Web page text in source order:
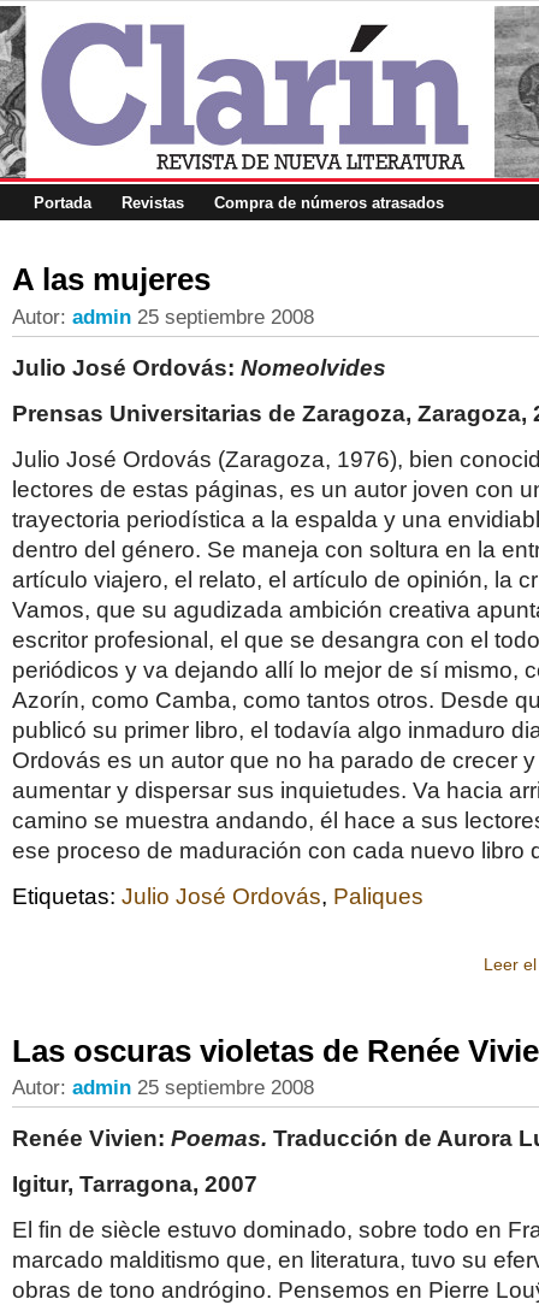
Portada Revistas Compra de números atrasados
A las mujeres
Autor: admin 25 septiembre 2008
Julio José Ordovás: Nomeolvides
Prensas Universitarias de Zaragoza, Zaragoza,
Julio José Ordovás (Zaragoza, 1976), bien
lectores de estas páginas, es un autor joven con
trayectoria periodística a la espalda y una
dentro del género. Se maneja con soltura en la
artículo viajero, el relato, el artículo de opinión, la
Vamos, que su agudizada ambición creativa
escritor profesional, el que se desangra con el
periódicos y va dejando allí lo mejor de sí mismo,
Azorín, como Camba, como tantos otros. Desde
publicó su primer libro, el todavía algo inmaduro
Ordovás es un autor que no ha parado de crecer
aumentar y dispersar sus inquietudes. Va hacia
camino se muestra andando, él hace a sus
ese proceso de maduración con cada nuevo libro
Etiquetas: Julio José Ordovás, Paliques
Leer
Las oscuras violetas de Renée
Autor: admin 25 septiembre 2008
Renée Vivien: Poemas. Traducción de Aurora
Igitur, Tarragona, 2007
El fin de siècle estuvo dominado, sobre todo en
marcado malditismo que, en literatura, tuvo su
obras de tono andrógino. Pensemos en Pierre